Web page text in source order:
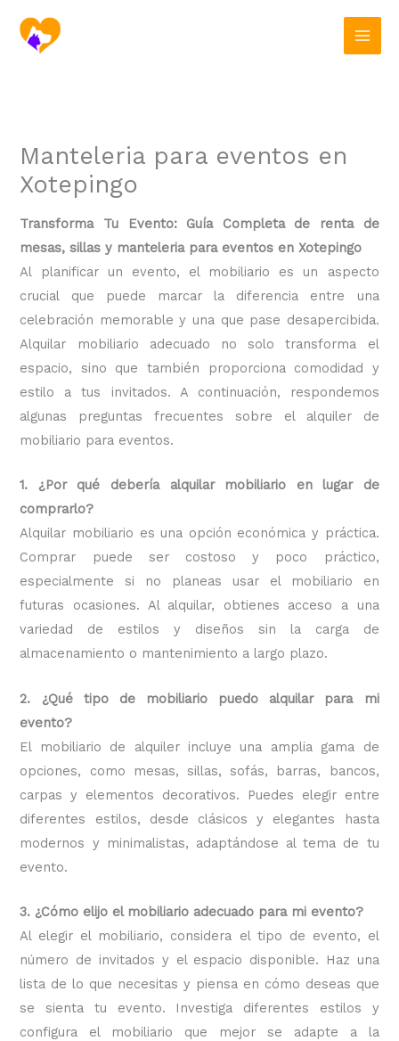
contenido
Manteleria para eventos en
Xotepingo
Transforma Tu Evento: Guía Completa de renta de
mesas, sillas y manteleria para eventos en Xotepingo
Al planificar un evento, el mobiliario es un aspecto
crucial que puede marcar la diferencia entre una
celebración memorable y una que pase desapercibida.
Alquilar mobiliario adecuado no solo transforma el
espacio, sino que también proporciona comodidad y
estilo a tus invitados. A continuación, respondemos
algunas preguntas frecuentes sobre el alquiler de
mobiliario para eventos.
1. ¿Por qué debería alquilar mobiliario en lugar de
comprarlo?
Alquilar mobiliario es una opción económica y práctica.
Comprar puede ser costoso y poco práctico,
especialmente si no planeas usar el mobiliario en
futuras ocasiones. Al alquilar, obtienes acceso a una
variedad de estilos y diseños sin la carga de
almacenamiento o mantenimiento a largo plazo.
2. ¿Qué tipo de mobiliario puedo alquilar para mi
evento?
El mobiliario de alquiler incluye una amplia gama de
opciones, como mesas, sillas, sofás, barras, bancos,
carpas y elementos decorativos. Puedes elegir entre
diferentes estilos, desde clásicos y elegantes hasta
modernos y minimalistas, adaptándose al tema de tu
evento.
3. ¿Cómo elijo el mobiliario adecuado para mi evento?
Al elegir el mobiliario, considera el tipo de evento, el
número de invitados y el espacio disponible. Haz una
lista de lo que necesitas y piensa en cómo deseas que
se sienta tu evento. Investiga diferentes estilos y
configura el mobiliario que mejor se adapte a la